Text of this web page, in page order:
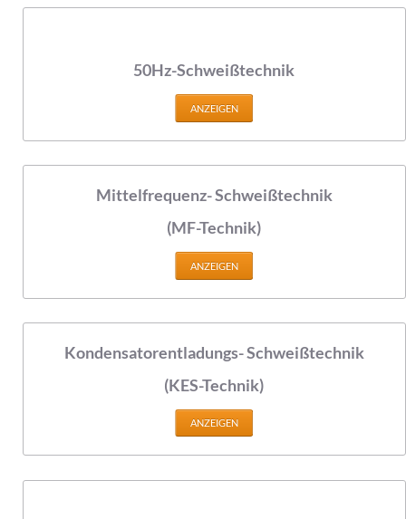
50Hz-Schweißtechnik
ANZEIGEN
Mittelfrequenz- Schweißtechnik
(MF-Technik)
ANZEIGEN
Kondensatorentladungs- Schweißtechnik
(KES-Technik)
ANZEIGEN